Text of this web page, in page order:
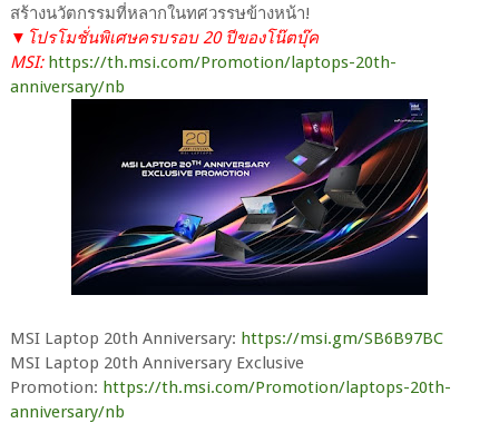
สร้างนวัตกรรมที่หลากในทศวรรษข้างหน้า!
▼โปรโมชั่นพิเศษครบรอบ 20 ปีของโน๊ตบุ๊ค
MSI: https://th.msi.com/Promotion/laptops-20th-
anniversary/nb
MSI Laptop 20th Anniversary: https://msi.gm/SB6B97BC
MSI Laptop 20th Anniversary Exclusive
Promotion: https://th.msi.com/Promotion/laptops-20th-
anniversary/nb